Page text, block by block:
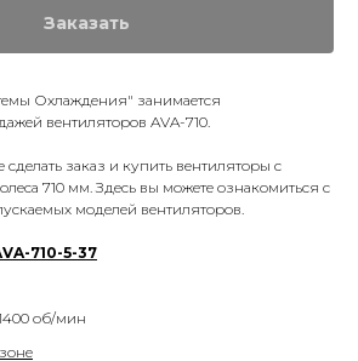
Заказать
Охлаждения" занимается
вентиляторов AVA-710.
заказ и купить вентиляторы с
710 мм. Здесь вы можете ознакомиться с
моделей вентиляторов.
710-5-37
об/мин